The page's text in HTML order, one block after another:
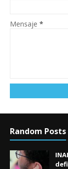
Mensaje *
Random Posts